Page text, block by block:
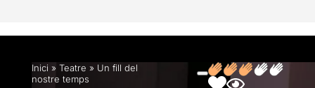
Inici » Teatre » Un fill del
nostre temps